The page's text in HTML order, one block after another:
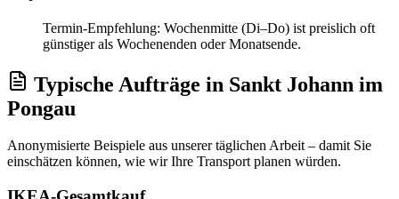
Termin-Empfehlung: Wochenmitte (Di–Do) ist preislich oft
günstiger als Wochenenden oder Monatsende.
Typische Aufträge in Sankt Johann im
Pongau
Anonymisierte Beispiele aus unserer täglichen Arbeit – damit Sie
einschätzen können, wie wir Ihre Transportplanen würden.